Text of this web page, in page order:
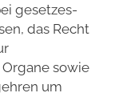
gesetzes-
das Recht
sowie
um